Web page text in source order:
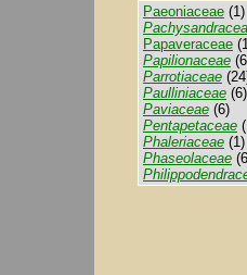
Paeoniaceae (1)
Papaveraceae
Papilionaceae
Parrotiaceae
Paulliniaceae (6)
Paviaceae (6)
Pentapetaceae
Phaleriaceae (1)
Phaseolaceae